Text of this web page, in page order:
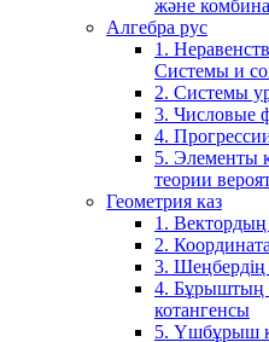
және
Алгебра рус
1.
Системы и
2. Системы
3. Числовые
4.
5. Элементы
теории
Геометрия каз
1.
2.
3. Шеңбердің
4. Бұрыштың
котангенсы
5. Үшбұрыш